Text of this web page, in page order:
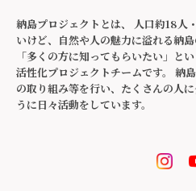
納島プロジェクトとは、 人口約18人
いけど、自然や人の魅力に溢れる納
「多くの方に知ってもらいたい」と
活性化プロジェクトチームです。 納
の取り組み等を行い、たくさんの人
うに日々活動をしています。